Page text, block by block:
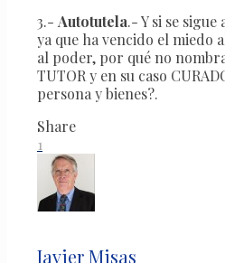
3.- Autotutela.- Y si se
ya que ha vencido el miedo
al poder, por qué no
TUTOR y en su caso
persona y bienes?.
Share
1
Javier Misas